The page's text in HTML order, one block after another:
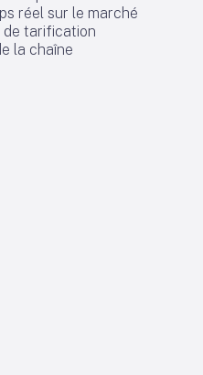
réel sur le marché
de tarification
la chaîne